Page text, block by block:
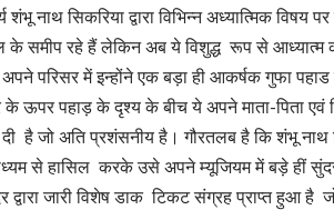
शंभू नाथ सिकरिया द्वारा विभिन्न अध्यात्मिक
के समीप रहे हैं लेकिन अब ये विशुद्ध रूप से
परिसर में इन्होंने एक बड़ा ही आकर्षक गुफा पहाड
पहाड़ के दृश्य के बीच ये अपने माता-पिता एवं
है जो अति प्रशंसनीय है। गौरतलब है कि शंभू नाथ
से हासिल करके उसे अपने म्यूजियम में बड़े हीं
द्वारा जारी विशेष डाक टिकट संग्रह प्राप्त हुआ